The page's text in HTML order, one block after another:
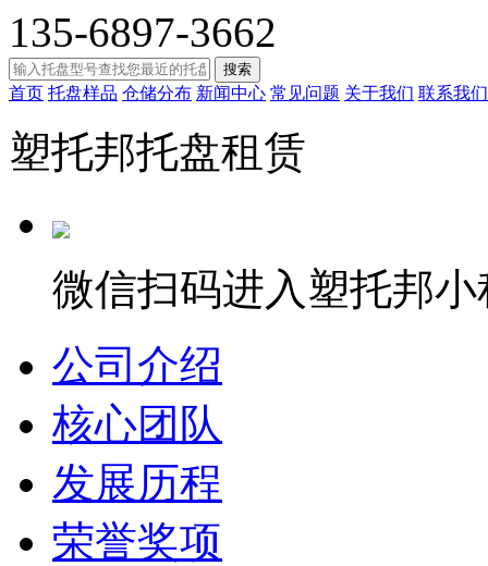
135-6897-3662
搜索
首页 托盘样品 仓储分布 新闻中心 常见问题 关于我们 联系我们
塑托邦托盘租赁
微信扫码进入塑托邦小
公司介绍
核心团队
发展历程
荣誉奖项